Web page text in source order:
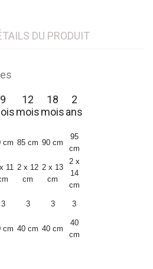
DU PRODUIT
9
12
mois
18
mois
2
ans
cm 85 cm 90 cm
95
cm
11 2 x 12
cm
2 x 13
cm
2 x
14
cm
3 3 3 3
cm 40 cm 40 cm
40
cm